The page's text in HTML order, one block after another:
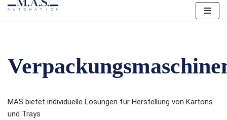
MAS bietet individuelle Lösungen für Herstellung von Kartons
und Trays